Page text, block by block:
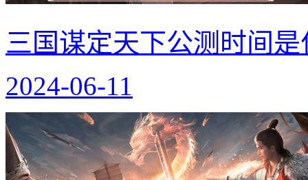
三国谋定天下公测时间
2024-06-11